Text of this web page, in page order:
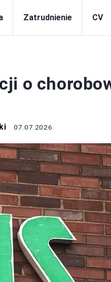
Zatrudnienie CV
o
07.07.2026